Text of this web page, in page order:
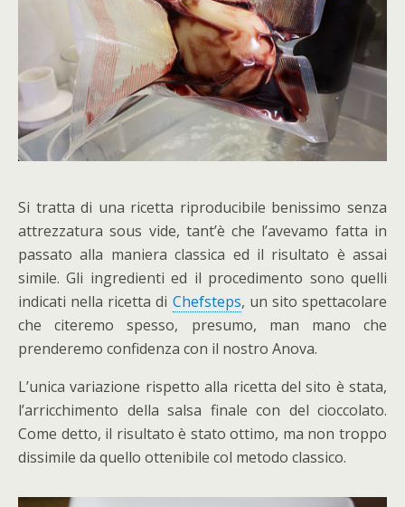
Si tratta di una ricetta riproducibile benissimo senza
attrezzatura sous vide, tant’è che l’avevamo fatta in
passato alla maniera classica ed il risultato è assai
simile. Gli ingredienti ed il procedimento sono quelli
indicati nella ricetta di Chefsteps, un sito spettacolare
che citeremo spesso, presumo, man mano che
prenderemo confidenza con il nostro Anova.
L’unica variazione rispetto alla ricetta del sito è stata,
l’arricchimento della salsa finale con del cioccolato.
Come detto, il risultato è stato ottimo, ma non troppo
dissimile da quello ottenibile col metodo classico.